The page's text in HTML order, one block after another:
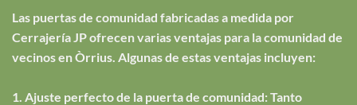
Las puertas de comunidad fabricadas a medida por
Cerrajería JP ofrecen varias ventajas para la comunidad de
vecinos en Òrrius. Algunas de estas ventajas incluyen:
1. Ajuste perfecto de la puerta de comunidad: Tanto